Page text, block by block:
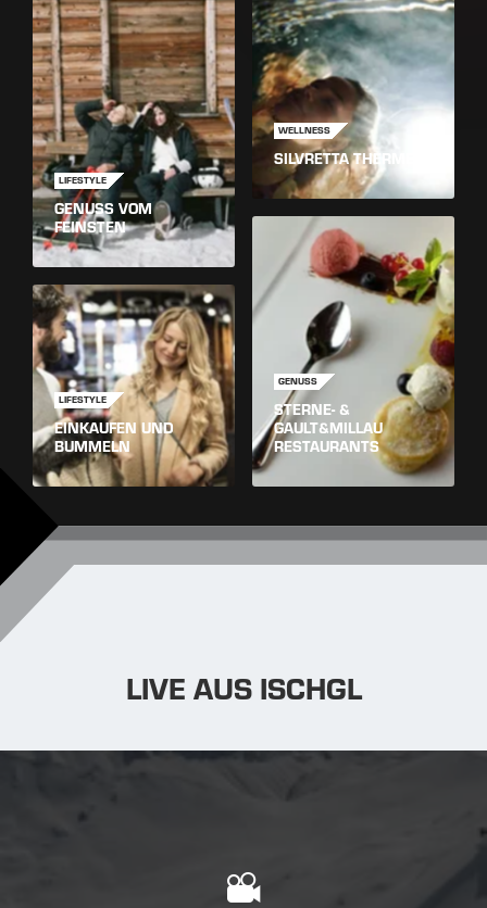
LIFESTYLE
GENUSS VOM
FEINSTEN
WELLNESS
SILVRETTA THERME
GENUSS
STERNE- &
GAULT&MILLAU
RESTAURANTS
LIFESTYLE
EINKAUFEN UND
BUMMELN
LIVE AUS ISCHGL